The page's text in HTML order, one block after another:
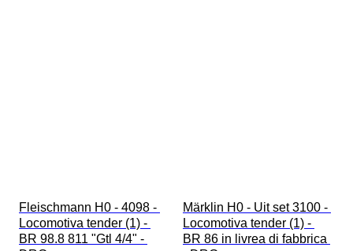
Fleischmann H0 - 4098 -
Locomotiva tender (1) -
BR 98.8 811 "Gtl 4/4" -
Märklin H0 - Uit set 3100 -
Locomotiva tender (1) -
BR 86 in livrea di fabbrica